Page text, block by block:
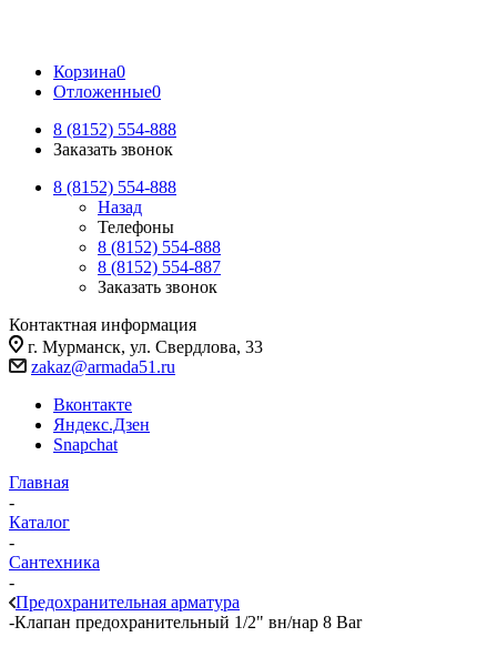
Корзина0
Отложенные0
8 (8152) 554-888
Заказать звонок
8 (8152) 554-888
Назад
Телефоны
8 (8152) 554-888
8 (8152) 554-887
Заказать звонок
Контактная информация
г. Мурманск, ул. Свердлова, 33
zakaz@armada51.ru
Вконтакте
Яндекс.Дзен
Snapchat
Главная
-
Каталог
-
Сантехника
-
Предохранительная арматура
-Клапан предохранительный 1/2" вн/нар 8 Bar